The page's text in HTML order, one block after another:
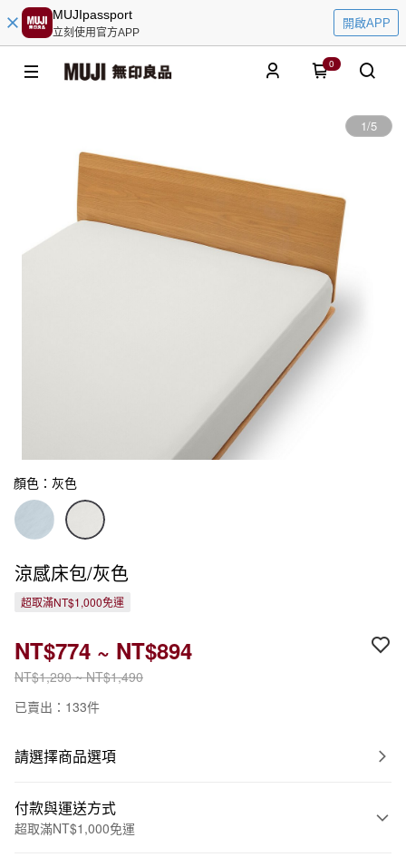
MUJIpassport
立刻使用官方APP
開啟APP
0
1/5
顏色：灰色
涼感床包/灰色
超取滿NT$1,000免運
NT$1,290 ~ NT$1,490
NT$774 ~ NT$894
已賣出：133件
請選擇商品選項
付款與運送方式
超取滿NT$1,000免運